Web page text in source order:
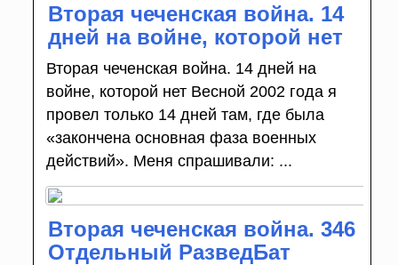
Вторая чеченская война. 14
дней на войне, которой нет
Вторая чеченская война. 14 дней на
войне, которой нет Весной 2002 года я
провел только 14 дней там, где была
«закончена основная фаза военных
действий». Меня спрашивали: ...
Вторая чеченская война. 346
Отдельный РазведБат